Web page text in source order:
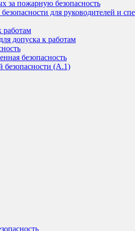
за пожарную безопасность
для руководителей и
допуска к работам
безопасность
(A.1)